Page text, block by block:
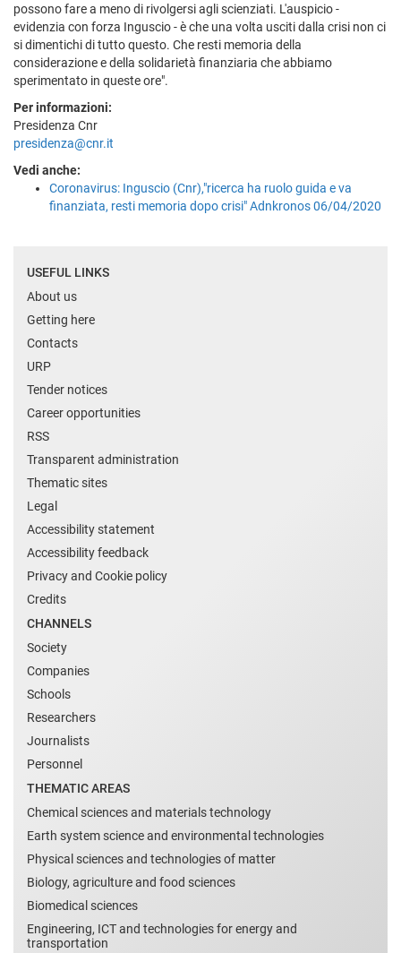
possono fare a meno di rivolgersi agli scienziati. L'auspicio -
evidenzia con forza Inguscio - è che una volta usciti dalla crisi non ci
si dimentichi di tutto questo. Che resti memoria della
considerazione e della solidarietà finanziaria che abbiamo
sperimentato in queste ore".
Per informazioni:
Presidenza Cnr
presidenza@cnr.it
Vedi anche:
Coronavirus: Inguscio (Cnr),"ricerca ha ruolo guida e va
finanziata, resti memoria dopo crisi" Adnkronos 06/04/2020
USEFUL LINKS
About us
Getting here
Contacts
URP
Tender notices
Career opportunities
RSS
Transparent administration
Thematic sites
Legal
Accessibility statement
Accessibility feedback
Privacy and Cookie policy
Credits
CHANNELS
Society
Companies
Schools
Researchers
Journalists
Personnel
THEMATIC AREAS
Chemical sciences and materials technology
Earth system science and environmental technologies
Physical sciences and technologies of matter
Biology, agriculture and food sciences
Biomedical sciences
Engineering, ICT and technologies for energy and
transportation